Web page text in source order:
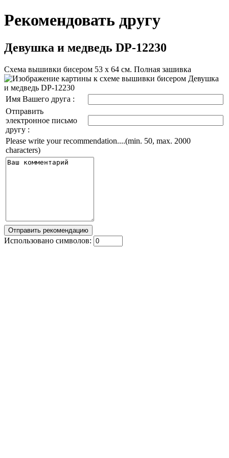
Рекомендовать другу
Девушка и медведь DP-12230
Схема вышивки бисером 53 х 64 см. Полная зашивка
Имя Вашего друга :
Отправить
электронное письмо
другу :
Please write your recommendation....(min. 50, max. 2000
characters)
Использовано символов: